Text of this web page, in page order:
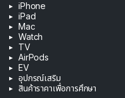
iPhone
iPad
Mac
Watch
TV
AirPods
EV
อุปกรณ์เสริม
สินค้าราคาเพื่อการศึกษา